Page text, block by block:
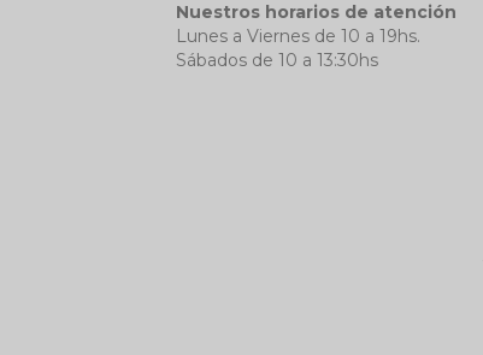
Nuestros horarios de atención
Lunes a Viernes de 10 a 19hs.
Sábados de 10 a 13:30hs